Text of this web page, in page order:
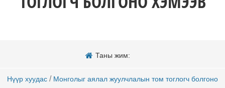
Таны жим:
Нүүр хуудас / Монголыг аялал жуулчлалын том тоглогч болгоно